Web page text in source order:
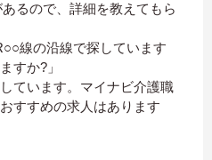
あるので、詳細を教えてもら
線の沿線で探しています
すか?」
ています。マイナビ介護職
すすめの求人はあります